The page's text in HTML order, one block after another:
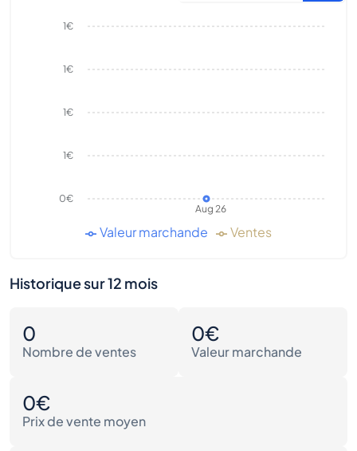
Aug 26
0€
1€
1€
1€
1€
Valeur marchande Ventes
Historique sur 12 mois
0
Nombre de ventes
0€
Valeur marchande
0€
Prix de vente moyen